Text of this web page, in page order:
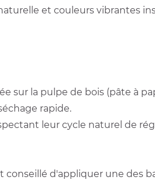
et couleurs vibrantes
sur la pulpe de bois (pâte à
rapide.
leur cycle naturel de
d'appliquer une des